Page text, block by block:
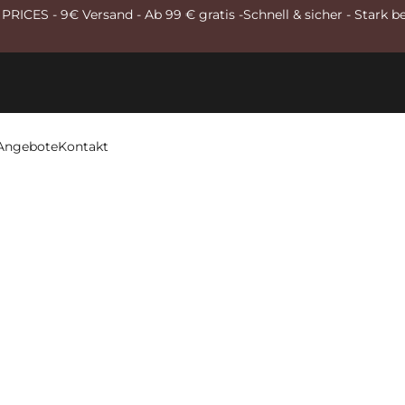
PRICES - 9€ Versand - Ab 99 € gratis -Schnell & sicher - Stark
Kontakt